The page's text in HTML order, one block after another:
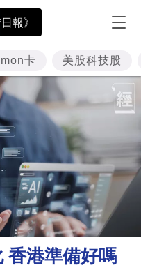
報》
卡 美股科技股
香港準備好嗎